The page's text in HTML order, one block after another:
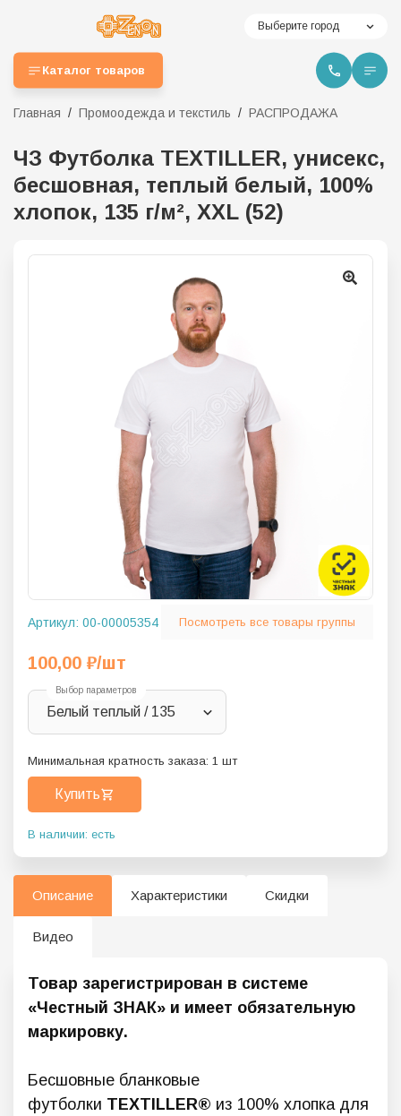
Выберите город
Каталог товаров
Главная Промоодежда и текстиль РАСПРОДАЖА
ЧЗ Футболка TEXTILLER, унисекс,
бесшовная, теплый белый, 100%
хлопок, 135 г/м², XXL (52)
Артикул: 00-00005354 Посмотреть все товары группы
100,00 ₽/шт
Выбор параметров
Белый теплый / 135
Минимальная кратность заказа: 1 шт
Купить
В наличии: есть
Описание Характеристики Скидки
Видео
Товар зарегистрирован в системе
«Честный ЗНАК» и имеет обязательную
маркировку.
Бесшовные бланковые
футболки TEXTILLER® из 100% хлопка для